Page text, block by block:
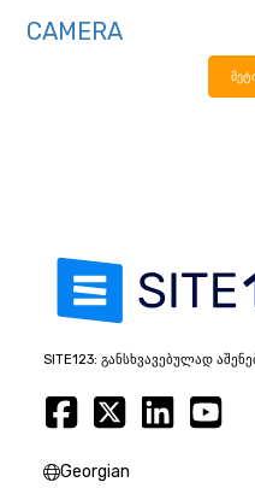
CAMERA
SITE123: განსხვავებულად
Georgian